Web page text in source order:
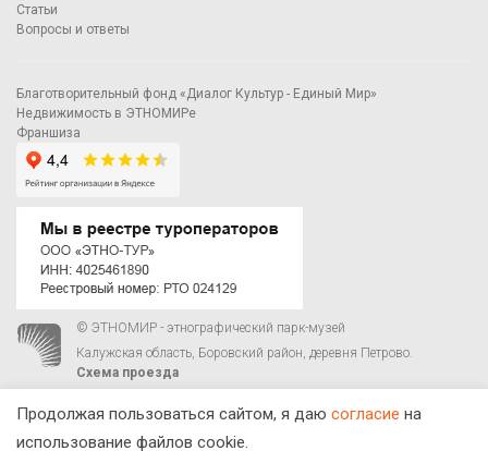
Статьи
Вопросы и ответы
Благотворительный фонд «Диалог Культур - Единый Мир»
Недвижимость в ЭТНОМИРе
Франшиза
© ЭТНОМИР - этнографический парк-музей
Калужская область, Боровский район, деревня Петрово.
Схема проезда
Продолжая пользоваться сайтом, я даю согласие на
использование файлов cookie.